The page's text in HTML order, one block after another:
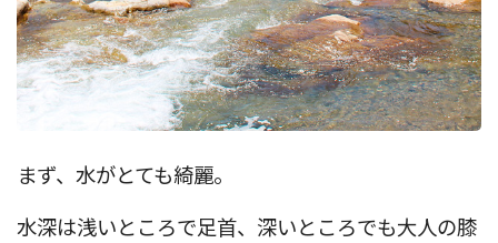
まず、水がとても綺麗。
水深は浅いところで足首、深いところでも大人の膝